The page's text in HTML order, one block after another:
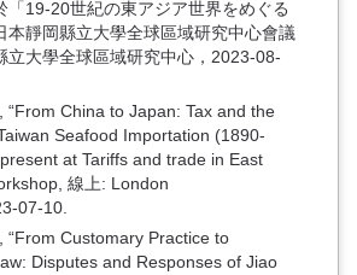
「19-20世紀の東アジア世界をめぐる
本靜岡縣立大學全球區域研究中心會議
立大學全球區域研究中心，2023-08-
“From China to Japan: Tax and the
Seafood Importation (1890-
at Tariffs and trade in East
線上: London
07-10.
“From Customary Practice to
Disputes and Responses of Jiao